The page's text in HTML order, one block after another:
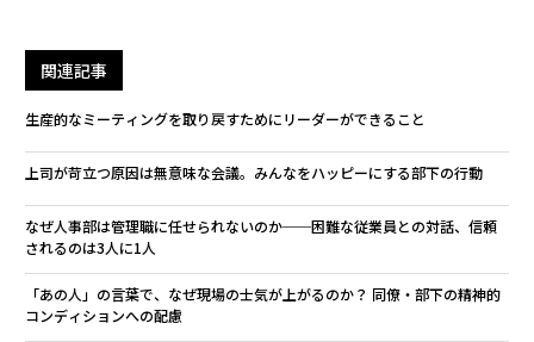
関連記事
生産的なミーティングを取り戻すためにリーダーができること
上司が苛立つ原因は無意味な会議。みんなをハッピーにする部下の行動
なぜ人事部は管理職に任せられないのか──困難な従業員との対話、信頼
されるのは3人に1人
「あの人」の言葉で、なぜ現場の士気が上がるのか？ 同僚・部下の精神的
コンディションへの配慮